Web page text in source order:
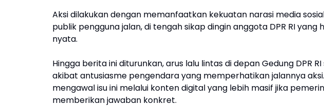
Aksi dilakukan dengan memanfaatkan kekuatan narasi media
publik pengguna jalan, di tengah sikap dingin anggota DPR RI
nyata.
Hingga berita ini diturunkan, arus lalu lintas di depan Gedung DPR
akibat antusiasme pengendara yang memperhatikan jalannya
mengawal isu ini melalui konten digital yang lebih masif jika
memberikan jawaban konkret.